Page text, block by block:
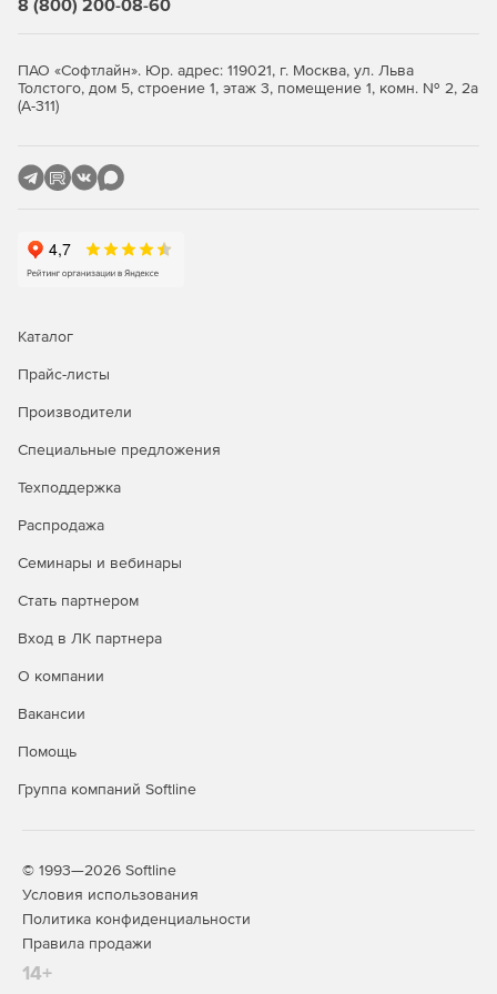
8 (800) 200-08-60
ПАО «Софтлайн». Юр. адрес: 119021, г. Москва, ул. Льва
Толстого, дом 5, строение 1, этаж 3, помещение 1, комн. № 2, 2а
(А-311)
Каталог
Прайс-листы
Производители
Специальные предложения
Техподдержка
Распродажа
Семинары и вебинары
Стать партнером
Вход в ЛК партнера
О компании
Вакансии
Помощь
Группа компаний Softline
© 1993—2026 Softline
Условия использования
Политика конфиденциальности
Правила продажи
14+